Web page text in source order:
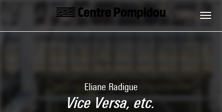
Skip to main content
Centre Pompidou
Eliane Radigue
Vice Versa, etc.